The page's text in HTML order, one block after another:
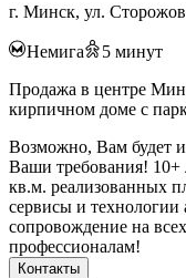
г. Минск, ул.
Немига 5 минут
Продажа в центре
кирпичном доме с
Возможно, Вам будет
Ваши требования! 10+
кв.м. реализованных
сервисы и
сопровождение на
профессионалам!
Контакты